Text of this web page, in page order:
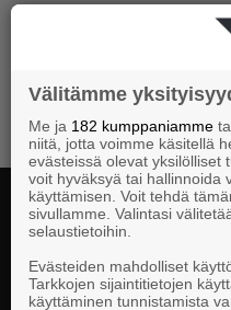
Välitämme
Me ja 182 kumppaniamme
niitä, jotta voimme käsitellä
evästeissä olevat yksilölliset
voit hyväksyä tai hallinnoida
käyttämisen. Voit tehdä
sivullamme. Valintasi
selaustietoihin.
Evästeiden mahdolliset
Tarkkojen sijaintitietojen
käyttäminen tunnistamista